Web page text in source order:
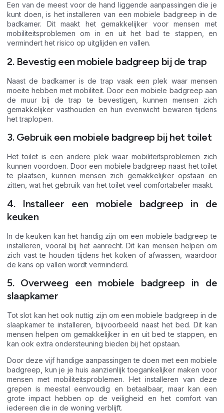
Een van de meest voor de hand liggende aanpassingen die je
kunt doen, is het installeren van een mobiele badgreep in de
badkamer. Dit maakt het gemakkelijker voor mensen met
mobiliteitsproblemen om in en uit het bad te stappen, en
vermindert het risico op uitglijden en vallen.
2. Bevestig een mobiele badgreep bij de trap
Naast de badkamer is de trap vaak een plek waar mensen
moeite hebben met mobiliteit. Door een mobiele badgreep aan
de muur bij de trap te bevestigen, kunnen mensen zich
gemakkelijker vasthouden en hun evenwicht bewaren tijdens
het traplopen.
3. Gebruik een mobiele badgreep bij het toilet
Het toilet is een andere plek waar mobiliteitsproblemen zich
kunnen voordoen. Door een mobiele badgreep naast het toilet
te plaatsen, kunnen mensen zich gemakkelijker opstaan en
zitten, wat het gebruik van het toilet veel comfortabeler maakt.
4. Installeer een mobiele badgreep in de
keuken
In de keuken kan het handig zijn om een mobiele badgreep te
installeren, vooral bij het aanrecht. Dit kan mensen helpen om
zich vast te houden tijdens het koken of afwassen, waardoor
de kans op vallen wordt verminderd.
5. Overweeg een mobiele badgreep in de
slaapkamer
Tot slot kan het ook nuttig zijn om een mobiele badgreep in de
slaapkamer te installeren, bijvoorbeeld naast het bed. Dit kan
mensen helpen om gemakkelijker in en uit bed te stappen, en
kan ook extra ondersteuning bieden bij het opstaan.
Door deze vijf handige aanpassingen te doen met een mobiele
badgreep, kun je je huis aanzienlijk toegankelijker maken voor
mensen met mobiliteitsproblemen. Het installeren van deze
grepen is meestal eenvoudig en betaalbaar, maar kan een
grote impact hebben op de veiligheid en het comfort van
iedereen die in de woning verblijft.